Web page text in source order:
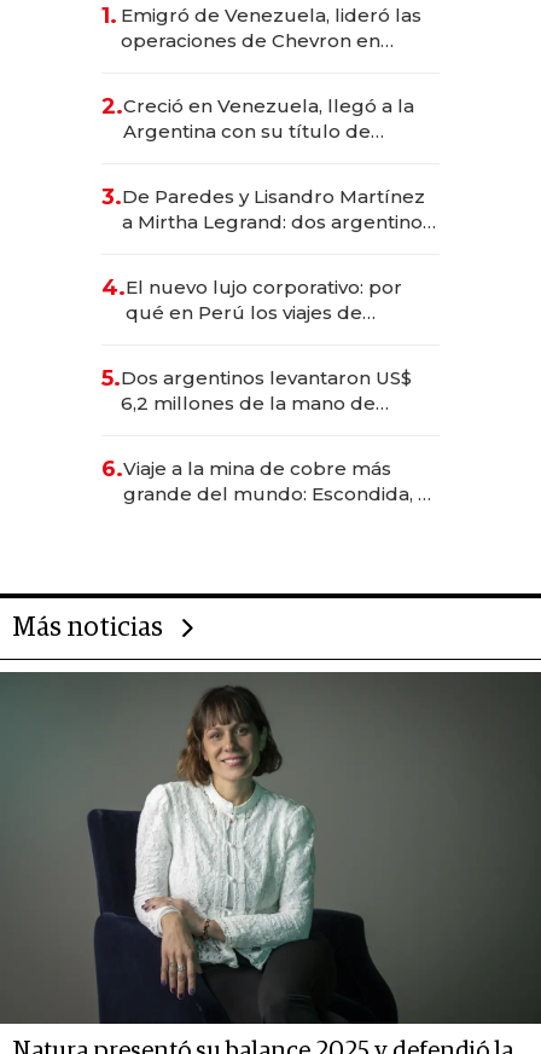
1. Emigró de Venezuela, lideró las
operaciones de Chevron en
2.Creció en Venezuela, llegó a la
Argentina con su título de
las marcas "fast premium"
3.De Paredes y Lisandro Martínez
a Mirtha Legrand: dos argentinos
4.El nuevo lujo corporativo: por
qué en Perú los viajes de
transformadoras
5.Dos argentinos levantaron US$
6,2 millones de la mano de
6.Viaje a la mina de cobre más
grande del mundo: Escondida, el
Más noticias